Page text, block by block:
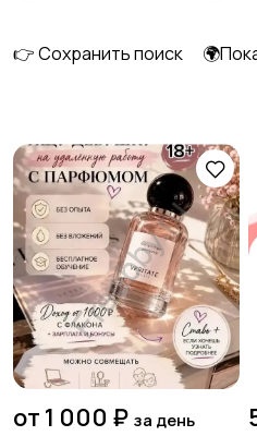
👉 Сохранить поиск
от 1 000 ₽ за день